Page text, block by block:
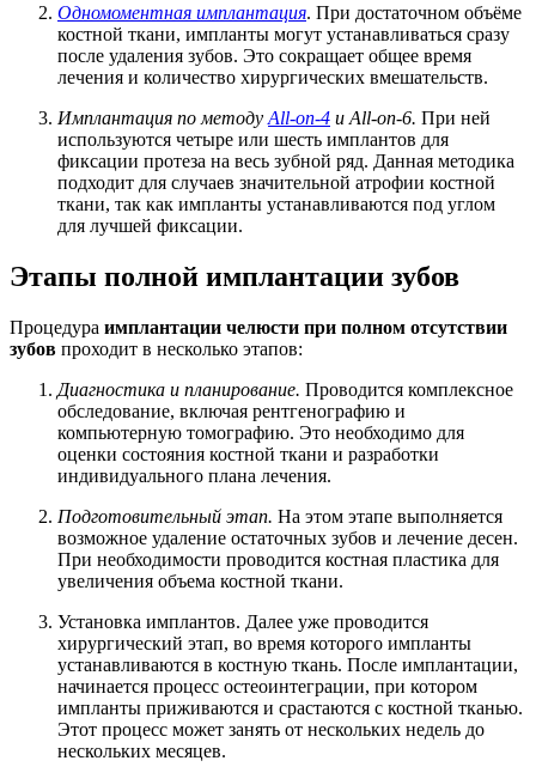
Одномоментная имплантация. При достаточном объёме
костной ткани, импланты могут устанавливаться сразу
после удаления зубов. Это сокращает общее время
лечения и количество хирургических вмешательств.
Имплантация по методу All-on-4 и All-on-6. При ней
используются четыре или шесть имплантов для
фиксации протеза на весь зубной ряд. Данная методика
подходит для случаев значительной атрофии костной
ткани, так как импланты устанавливаются под углом
для лучшей фиксации.
Этапы полной имплантации зубов
Процедура имплантации челюсти при полном отсутствии
зубов проходит в несколько этапов:
Диагностика и планирование. Проводится комплексное
обследование, включая рентгенографию и
компьютерную томографию. Это необходимо для
оценки состояния костной ткани и разработки
индивидуального плана лечения.
Подготовительный этап. На этом этапе выполняется
возможное удаление остаточных зубов и лечение десен.
При необходимости проводится костная пластика для
увеличения объема костной ткани.
Установка имплантов. Далее уже проводится
хирургический этап, во время которого импланты
устанавливаются в костную ткань. После имплантации,
начинается процесс остеоинтеграции, при котором
импланты приживаются и срастаются с костной тканью.
Этот процесс может занять от нескольких недель до
нескольких месяцев.